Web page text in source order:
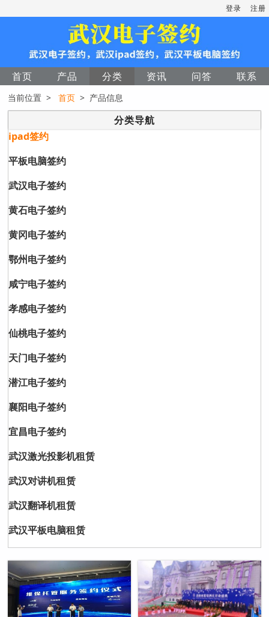
登录 注册
首页 产品 分类 资讯 问答 联系
当前位置 >首页 > 产品信息
分类导航
ipad签约
平板电脑签约
武汉电子签约
黄石电子签约
黄冈电子签约
鄂州电子签约
咸宁电子签约
孝感电子签约
仙桃电子签约
天门电子签约
潜江电子签约
襄阳电子签约
宜昌电子签约
武汉激光投影机租赁
武汉对讲机租赁
武汉翻译机租赁
武汉平板电脑租赁